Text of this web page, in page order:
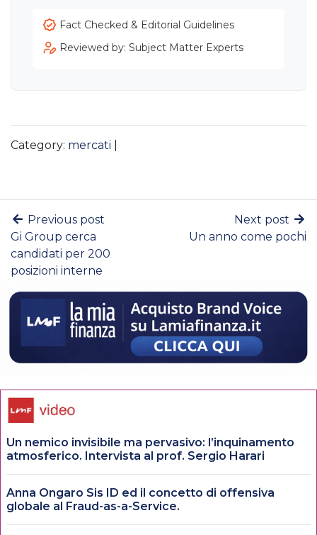
Fact Checked & Editorial Guidelines
Reviewed by: Subject Matter Experts
Category: mercati
Previous post
Gi Group cerca
candidati per 200
posizioni interne
Next post
Un anno come pochi
Un nemico invisibile ma pervasivo: l’inquinamento
atmosferico. Intervista al prof. Sergio Harari
Anna Ongaro Sis ID ed il concetto di offensiva
globale al Fraud-as-a-Service.